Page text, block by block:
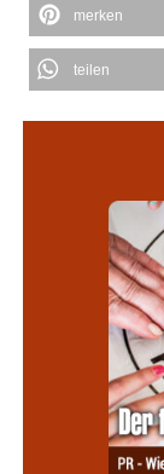
merken
teilen